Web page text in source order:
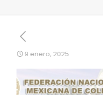
9 enero, 2025